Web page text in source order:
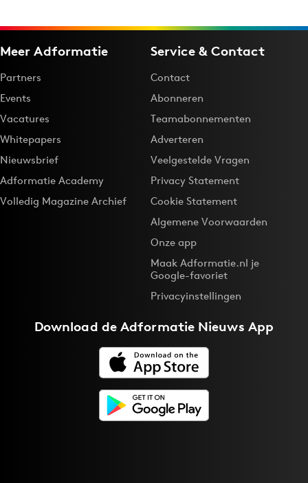
Meer Adformatie
Partners
Events
Vacatures
Whitepapers
Nieuwsbrief
Adformatie Academy
Volledig Magazine Archief
Service & Contact
Contact
Abonneren
Teamabonnementen
Adverteren
Veelgestelde Vragen
Privacy Statement
Cookie Statement
Algemene Voorwaarden
Onze app
Maak Adformatie.nl je
Google-favoriet
Privacyinstellingen
Download deAdformatie Nieuws App